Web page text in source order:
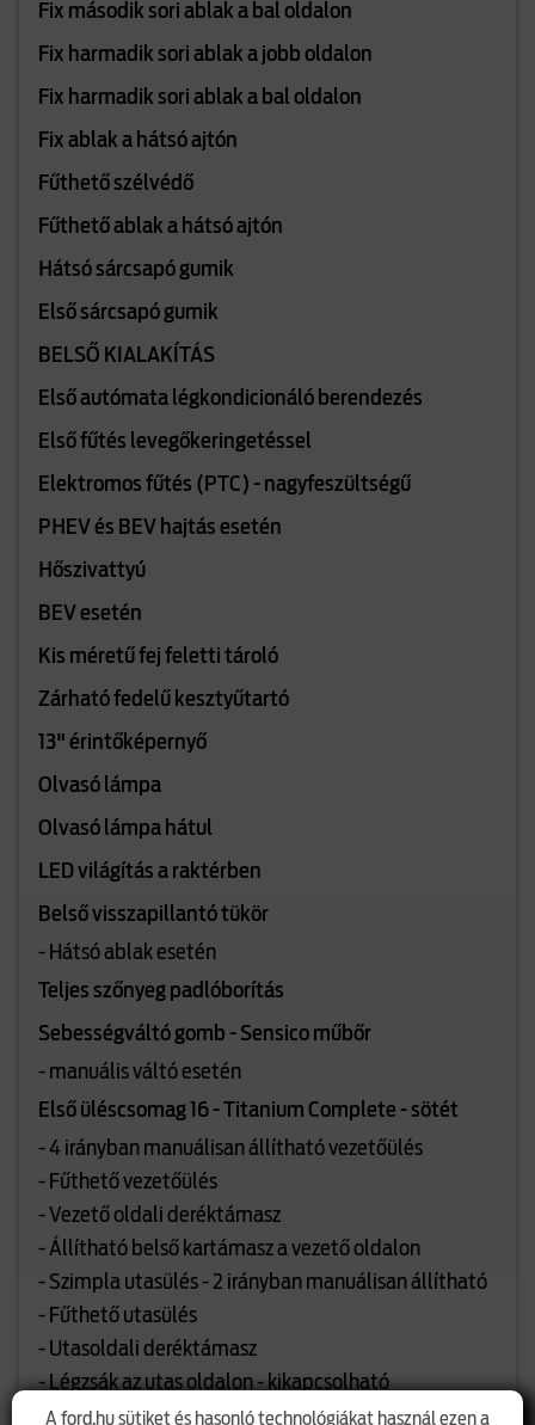
Fix második sori ablak a bal oldalon
Fix harmadik sori ablak a jobb oldalon
Fix harmadik sori ablak a bal oldalon
Fix ablak a hátsó ajtón
Fűthető szélvédő
Fűthető ablak a hátsó ajtón
Hátsó sárcsapó gumik
Első sárcsapó gumik
BELSŐ KIALAKÍTÁS
Első autómata légkondicionáló berendezés
Első fűtés levegőkeringetéssel
Elektromos fűtés (PTC) - nagyfeszültségű
PHEV és BEV hajtás esetén
Hőszivattyú
BEV esetén
Kis méretű fej feletti tároló
Zárható fedelű kesztyűtartó
13" érintőképernyő
Olvasó lámpa
Olvasó lámpa hátul
LED világítás a raktérben
Belső visszapillantó tükör
- Hátsó ablak esetén
Teljes szőnyeg padlóborítás
Sebességváltó gomb - Sensico műbőr
- manuális váltó esetén
Első üléscsomag 16 - Titanium Complete - sötét
- 4 irányban manuálisan állítható vezetőülés
- Fűthető vezetőülés
- Vezető oldali deréktámasz
- Állítható belső kartámasz a vezető oldalon
- Szimpla utasülés - 2 irányban manuálisan állítható
- Fűthető utasülés
- Utasoldali deréktámasz
- Légzsák az utas oldalon - kikapcsolható
- Függönylégzsák
A ford.hu sütiket és hasonló technológiákat használ ezen a